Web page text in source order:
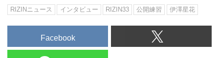
RIZINニュース インタビュー RIZIN33 公開練習 伊澤星花
Facebook